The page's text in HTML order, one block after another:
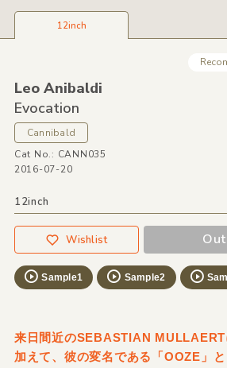
12inch
Leo Anibaldi
Evocation
Cannibald
Cat No.: CANN035
2016-07-20
12inch
Wishlist
Sample1 Sample2
来日間近のSEBASTIAN MULLAERT
加えて、彼の変名である「OOZE」